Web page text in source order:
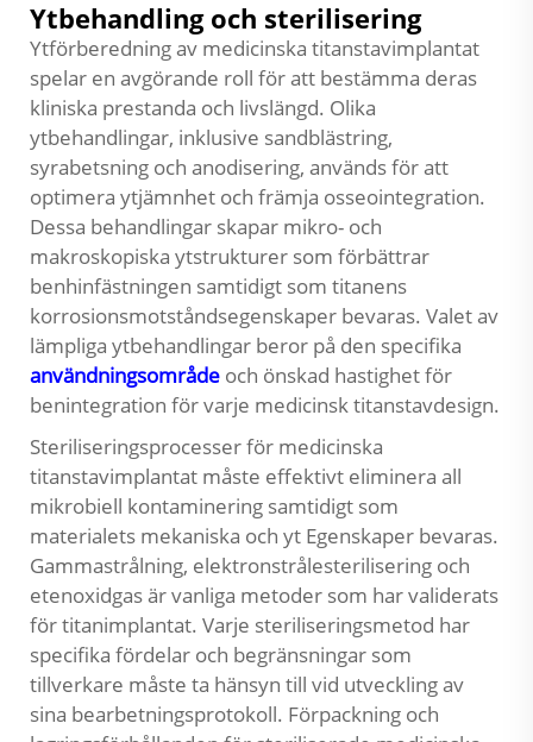
Ytbehandling och sterilisering
Ytförberedning av medicinska titanstavimplantat
spelar en avgörande roll för att bestämma deras
kliniska prestanda och livslängd. Olika
ytbehandlingar, inklusive sandblästring,
syrabetsning och anodisering, används för att
optimera ytjämnhet och främja osseointegration.
Dessa behandlingar skapar mikro- och
makroskopiska ytstrukturer som förbättrar
benhinfästningen samtidigt som titanens
korrosionsmotståndsegenskaper bevaras. Valet av
lämpliga ytbehandlingar beror på den specifika
användningsområde och önskad hastighet för
benintegration för varje medicinsk titanstavdesign.
Steriliseringsprocesser för medicinska
titanstavimplantat måste effektivt eliminera all
mikrobiell kontaminering samtidigt som
materialets mekaniska och yt Egenskaper bevaras.
Gammastrålning, elektronstrålesterilisering och
etenoxidgas är vanliga metoder som har validerats
för titanimplantat. Varje steriliseringsmetod har
specifika fördelar och begränsningar som
tillverkare måste ta hänsyn till vid utveckling av
sina bearbetningsprotokoll. Förpackning och